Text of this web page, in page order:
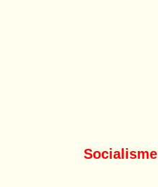
Socialisme